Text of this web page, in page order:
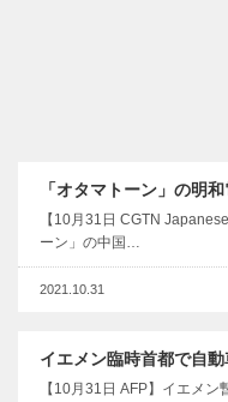
「オタマトーン」の明
【10月31日 CGTN
ーン」の中国…
2021.10.31
イエメン臨時首都で自
【10月31日 AFP】イエメ